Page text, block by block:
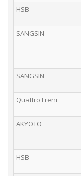
HSB
SANGSIN
SANGSIN
Quattro Freni
AKYOTO
HSB